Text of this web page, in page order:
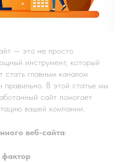
— это не просто
инструмент, который
главным каналом
правильно. В этой статье мы
сайт помогает
вашей компании.
веб-сайта: